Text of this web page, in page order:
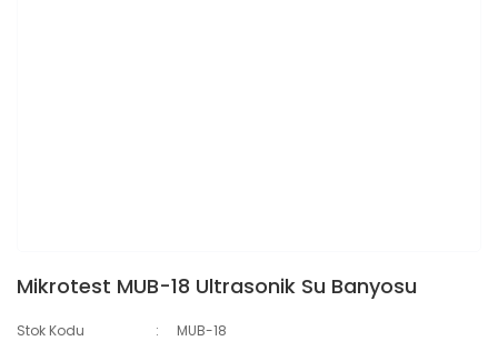
Mikrotest MUB-18 Ultrasonik Su Banyosu
Stok Kodu
MUB-18